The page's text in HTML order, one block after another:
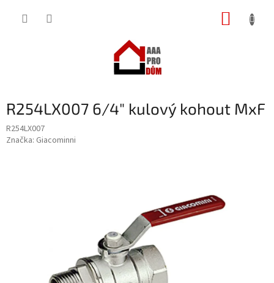
R254LX007 6/4" kulový kohout MxF
R254LX007
Značka: Giacominni